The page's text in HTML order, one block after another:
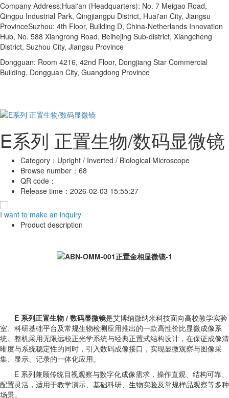
Company Address:Huai'an (Headquarters): No. 7 Meigao Road,
Qingpu Industrial Park, Qingjiangpu District, Huai'an City, Jiangsu
ProvinceSuzhou: 4th Floor, Building D, China-Netherlands Innovation
Hub, No. 588 Xiangrong Road, Beihejing Sub-district, Xiangcheng
District, Suzhou City, Jiangsu Province
Dongguan: Room 4216, 42nd Floor, Dongjiang Star Commercial
Building, Dongguan City, Guangdong Province
E系列 正置生物/数码显微镜
Category： Upright / Inverted / Biological Microscope
Browse number： 68
QR code：
Release time： 2026-02-03 15:55:27
I want to make an inquiry
Product description
E 系列正置生物 / 数码显微镜是艾博纳微纳米科技面向高校教学实验
室、科研基础平台及常规生物检测应用推出的一款高性价比显微成像系
统。整机采用无限远校正光学系统与经典正置式结构设计，在保证成像清
晰度与系统稳定性的同时，引入数码成像接口，实现显微观察与图像采
集、显示、记录的一体化应用。
E 系列兼顾传统目视观察与数字化成像需求，操作直观、结构可靠、
配置灵活，适用于教学演示、基础科研、生物实验及常规样品观察等多种
场景。